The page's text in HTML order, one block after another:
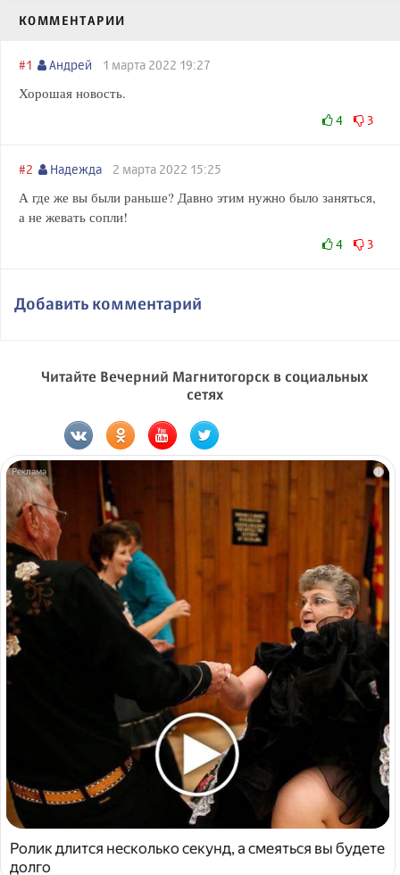
КОММЕНТАРИИ
#1 Андрей 1 марта 2022 19:27
Хорошая новость.
4 3
#2 Надежда 2 марта 2022 15:25
А где же вы были раньше? Давно этим нужно было заняться,
а не жевать сопли!
4 3
Добавить комментарий
Читайте Вечерний Магнитогорск в социальных
сетях
i
Ролик длится несколько секунд, а смеяться вы будете
долго